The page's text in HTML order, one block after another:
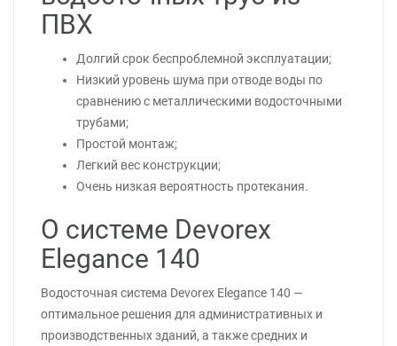
ПВХ
Долгий срок беспроблемной эксплуатации;
Низкий уровень шума при отводе воды по
сравнению с металлическими водосточными
трубами;
Простой монтаж;
Легкий вес конструкции;
Очень низкая вероятность протекания.
О системе Devorex
Elegance 140
Водосточная система Devorex Elegance 140 —
оптимальное решения для административных и
производственных зданий, а также средних и